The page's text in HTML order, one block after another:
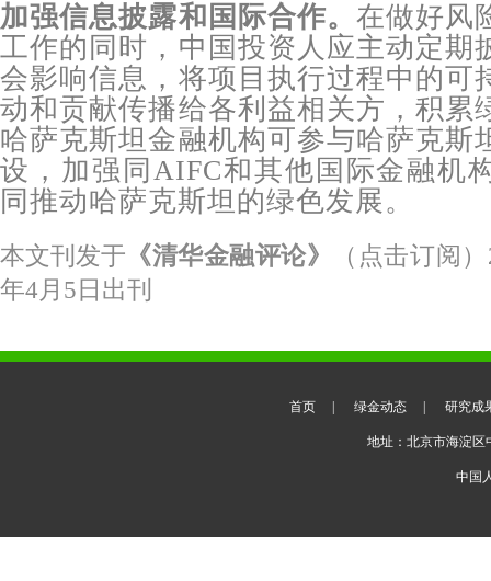
加强信息披露和国际合作。在做好风
工作的同时，中国投资人应主动定期
会影响信息，将项目执行过程中的可
动和贡献传播给各利益相关方，积累
哈萨克斯坦金融机构可参与哈萨克斯
设，加强同AIFC和其他国际金融机
同推动哈萨克斯坦的绿色发展。
本文刊发于 《清华金融评论》 （点击订阅）
年4月5日出刊
首页 |绿金动态 |研究成
地址：北京市海淀区
中国